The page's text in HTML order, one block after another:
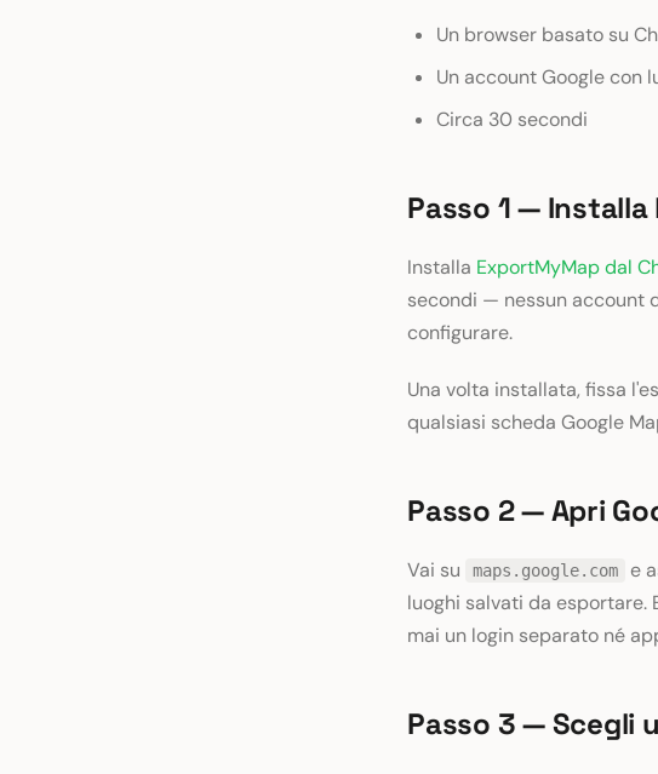
Un browser basato su
Un account Google con
Circa 30 secondi
Passo 1 —
Installa ExportMyMap dal
secondi — nessun account
configurare.
Una volta installata, fissa
qualsiasi scheda Google
Passo 2 — Apri
Vai su maps.google.com
e
luoghi salvati da esportare.
mai un login separato né
Passo 3 — Scegli